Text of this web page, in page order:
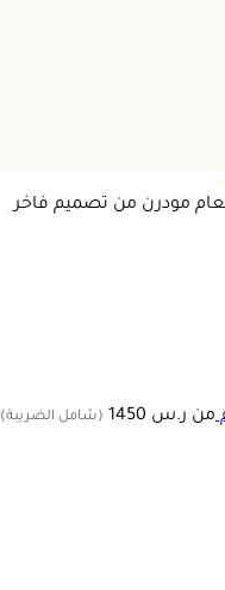
مودرن من تصميم فاخر
من ر.س (شامل الضريبة)